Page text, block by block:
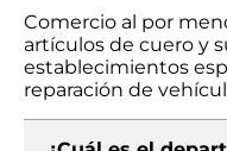
Comercio al por
artículos de cuero y
establecimientos
reparación de